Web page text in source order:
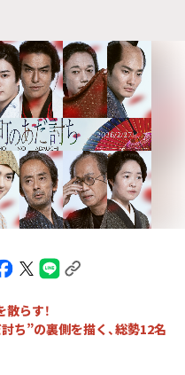
らす！
ち”の裏側を描く、総勢12名